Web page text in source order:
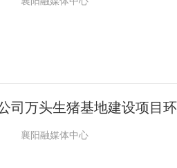
司万头生猪基地建设项目
襄阳融媒体中心